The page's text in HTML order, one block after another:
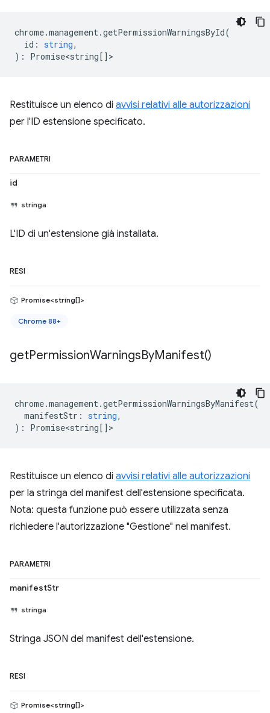
chrome.management.getPermissionWarningsById(
id : string,
) : Promise<string[]>
Restituisce un elenco di avvisi relativi alle autorizzazioni
per l'ID estensione specificato.
PARAMETRI
id
stringa
L'ID di un'estensione già installata.
RESI
Promise<string[]>
Chrome 88+
getPermissionWarningsByManifest()
chrome.management.getPermissionWarningsByManifest(
manifestStr : string,
) : Promise<string[]>
Restituisce un elenco di avvisi relativi alle autorizzazioni
per la stringa del manifest dell'estensione specificata.
Nota: questa funzione può essere utilizzata senza
richiedere l'autorizzazione "Gestione" nel manifest.
PARAMETRI
manifestStr
stringa
Stringa JSON del manifest dell'estensione.
RESI
Promise<string[]>